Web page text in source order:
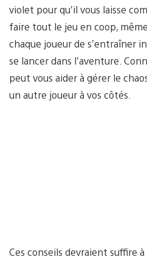
violet pour qu’il vous laisse
faire tout le jeu en coop,
chaque joueur de s’entraîner
se lancer dans l’aventure.
peut vous aider à gérer le
un autre joueur à vos côtés.
Ces conseils devraient suffire à